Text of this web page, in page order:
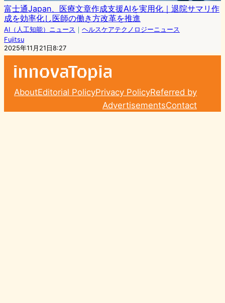
富士通Japan、医療文章作成支援AIを実用化｜退院サマリ作
成を効率化し医師の働き方改革を推進
AI（人工知能）ニュース ｜ ヘルスケアテクノロジーニュース
Fujitsu
2025年11月21日8:27
AboutEditorial PolicyPrivacy PolicyReferred by
AdvertisementsContact